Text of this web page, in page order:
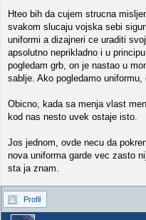
Hteo bih da cujem strucna
svakom slucaju vojska sebi
uniformi a dizajneri ce uraditi
apsolutno neprikladno i u
pogledam grb, on je nastao u
sablje. Ako pogledamo
Obicno, kada sa menja vlast
kod nas nesto uvek ostaje isto.
Jos jednom, ovde necu da
nova uniforma garde vec zasto
sta ja znam.
Profil